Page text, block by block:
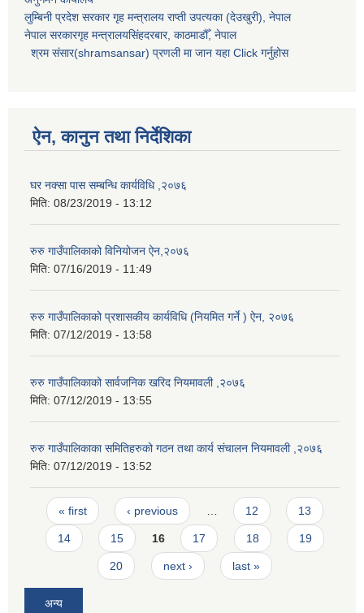
लुम्बिनी प्रदेश सरकार गृह मन्त्रालय राप्ती उपत्यका (देउखुरी), नेपाल
नेपाल सरकारगृह मन्त्रालयसिंहदरबार, काठमाडौँ, नेपाल
श्रम संसार(shramsansar) प्रणली मा जान यहा Click गर्नुहोस
ऐन, कानुन तथा निर्देशिका
घर नक्सा पास सम्बन्धि कार्यविधि ,२०७६
मिति: 08/23/2019 - 13:12
रुरु गाउँपालिकाको विनियोजन ऐन,२०७६
मिति: 07/16/2019 - 11:49
रुरु गाउँपालिकाको प्रशासकीय कार्यविधि (नियमित गर्ने ) ऐन, २०७६
मिति: 07/12/2019 - 13:58
रुरु गाउँपालिकाको सार्वजनिक खरिद नियमावली ,२०७६
मिति: 07/12/2019 - 13:55
रुरु गाउँपालिकाका समितिहरुको गठन तथा कार्य संचालन नियमावली ,२०७६
मिति: 07/12/2019 - 13:52
Pages
« first ‹ previous 12 13
14 15 16 17 18 19
20 next › last »
अन्य